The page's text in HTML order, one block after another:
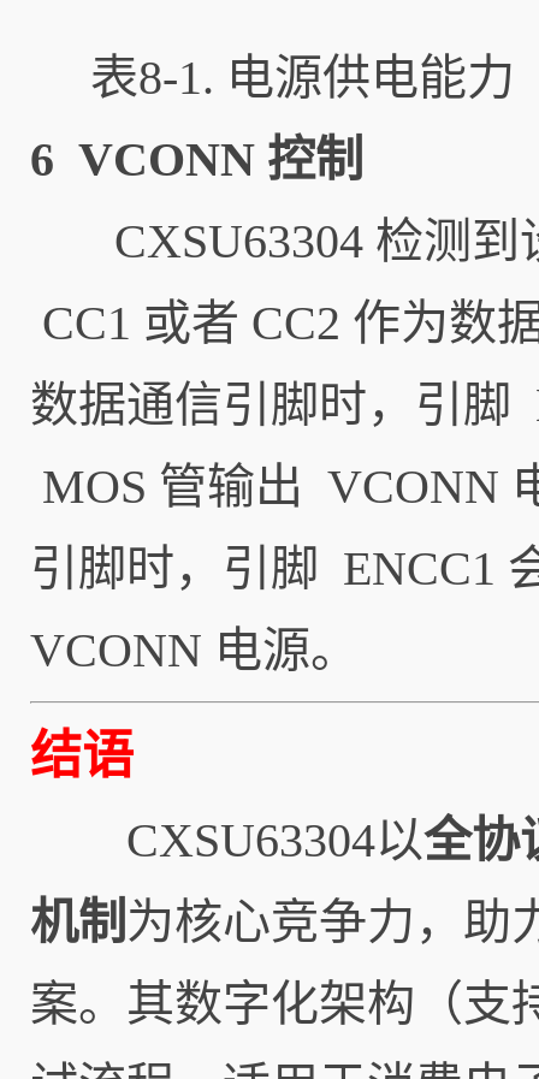
表8-1. 电源供电能力
6 VCONN 控制
CXSU63304 检测到
CC1 或者 CC2 作为数
数据通信引脚时，引脚
MOS 管输出 VCONN
引脚时，引脚 ENCC1
VCONN 电源。
结语
CXSU63304以全协
机制为核心竞争力，助
案。其数字化架构（支